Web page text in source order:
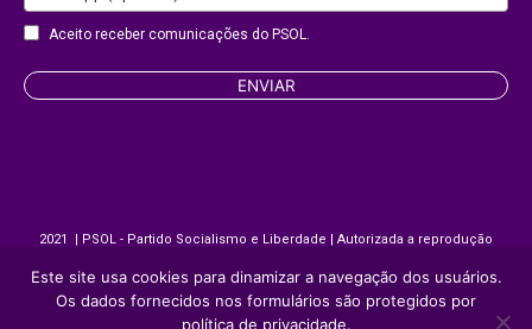
Business
Aceito receber comunicações do PSOL.
ENVIAR
2021 | PSOL - Partido Socialismo e Liberdade | Autorizada a reprodução
desde que citada a fonte.
Site desenvolvido porAppmobi
Este site usa cookies para dinamizar a navegação dos usuários.
Os dados fornecidos nos formulários são protegidos por
política de privacidade.